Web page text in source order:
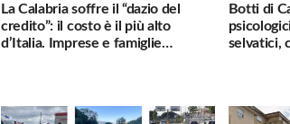
La Calabria soffre il “dazio del
credito”: il costo è il più alto
d’Italia. Imprese e famiglie
Botti di
selvatici,